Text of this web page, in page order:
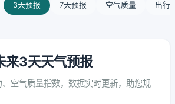
3天预报 7天预报 空气质量 出行
来3天天气预报
空气质量指数，数据实时更新，助您规